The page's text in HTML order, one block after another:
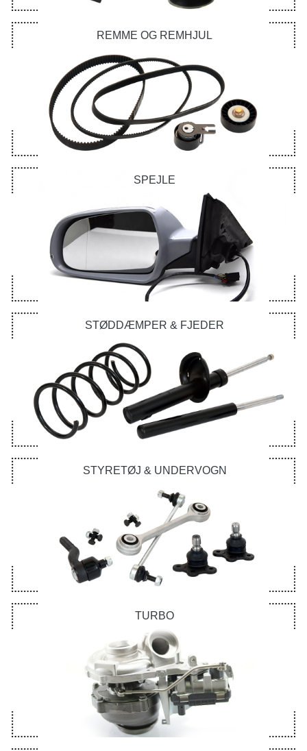
REMME OG REMHJUL
SPEJLE
STØDDÆMPER & FJEDER
STYRETØJ & UNDERVOGN
TURBO